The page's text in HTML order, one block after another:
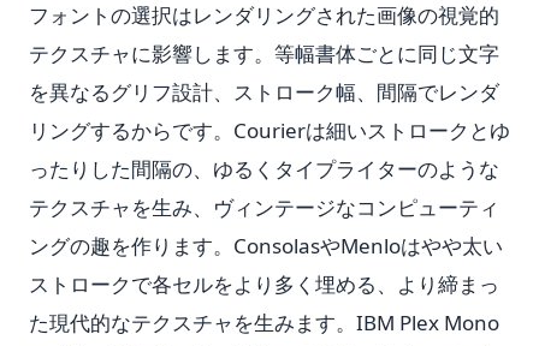
フォントの選択はレンダリングされた画像の視覚的
テクスチャに影響します。等幅書体ごとに同じ文字
を異なるグリフ設計、ストローク幅、間隔でレンダ
リングするからです。Courierは細いストロークとゆ
ったりした間隔の、ゆるくタイプライターのような
テクスチャを生み、ヴィンテージなコンピューティ
ングの趣を作ります。ConsolasやMenloはやや太い
ストロークで各セルをより多く埋める、より締まっ
た現代的なテクスチャを生みます。IBM Plex Mono